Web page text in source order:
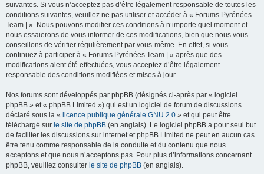
suivantes. Si vous n’acceptez pas d’être légalement responsable de toutes les
conditions suivantes, veuillez ne pas utiliser et accéder à « Forums Pyrénées
Team | ». Nous pouvons modifier ces conditions à n’importe quel moment et
nous essaierons de vous informer de ces modifications, bien que nous vous
conseillons de vérifier régulièrement par vous-même. En effet, si vous
continuez à participer à « Forums Pyrénées Team | » après que des
modifications aient été effectuées, vous acceptez d’être légalement
responsable des conditions modifiées et mises à jour.
Nos forums sont développés par phpBB (désignés ci-après par « logiciel
phpBB » et « phpBB Limited ») qui est un logiciel de forum de discussions
déclaré sous la « licence publique générale GNU 2.0 » et qui peut être
téléchargé sur le site de phpBB (en anglais). Le logiciel phpBB a pour seul but
de faciliter les discussions sur internet et phpBB Limited ne peut en aucun cas
être tenu comme responsable de la conduite et du contenu que nous
acceptons et que nous n’acceptons pas. Pour plus d’informations concernant
phpBB, veuillez consulter le site de phpBB (en anglais).